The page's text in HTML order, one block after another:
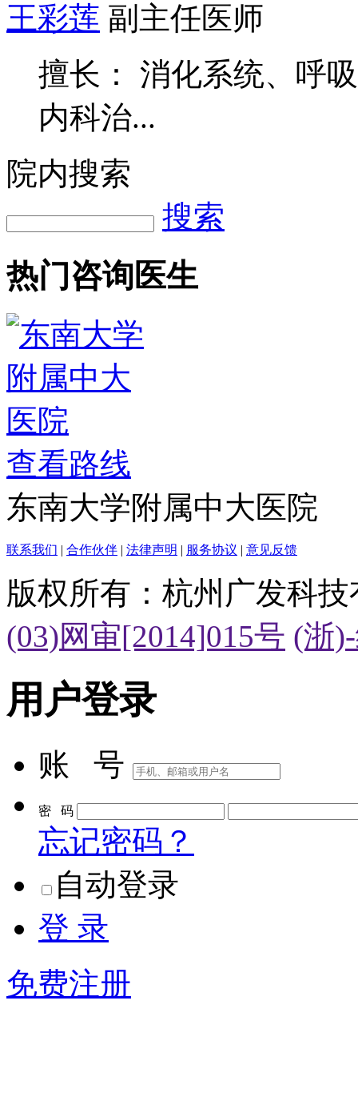
王彩莲 副主任医师
擅长： 消化系统、呼
内科治...
院内搜索
搜索
热门咨询医生
查看路线
东南大学附属中大医院
联系我们 | 合作伙伴 | 法律声明 | 服务协议 | 意见反馈
版权所有：杭州广发科
(03)网审[2014]015号 (浙
用户登录
账 号
密 码
忘记密码？
自动登录
登 录
免费注册